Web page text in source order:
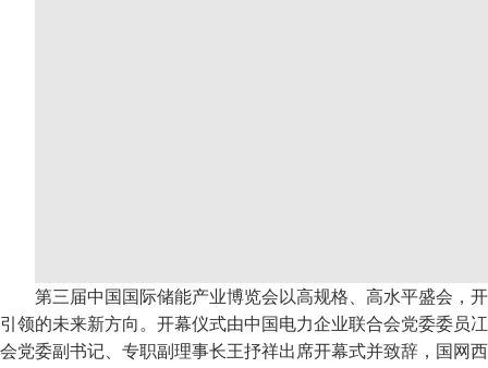
第三届中国国际储能产业博览会以高规格、高水平盛会，
引领的未来新方向。开幕仪式由中国电力企业联合会党委委员
会党委副书记、专职副理事长王抒祥出席开幕式并致辞，国网